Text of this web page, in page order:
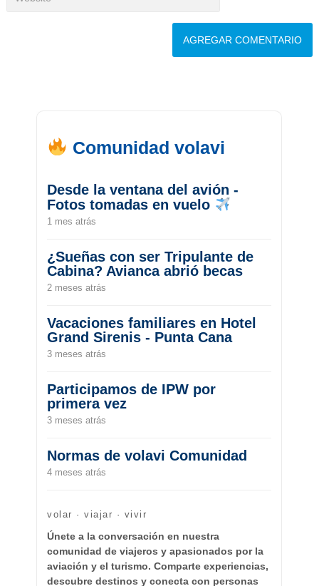
Comunidad volavi
Desde la ventana del avión -
Fotos tomadas en vuelo
1 mes atrás
¿Sueñas con ser Tripulante de
Cabina? Avianca abrió becas
2 meses atrás
Vacaciones familiares en Hotel
Grand Sirenis - Punta Cana
3 meses atrás
Participamos de IPW por
primera vez
3 meses atrás
Normas de volavi Comunidad
4 meses atrás
volar · viajar · vivir
Únete a la conversación en nuestra
comunidad de viajeros y apasionados por la
aviación y el turismo. Comparte experiencias,
descubre destinos y conecta con personas